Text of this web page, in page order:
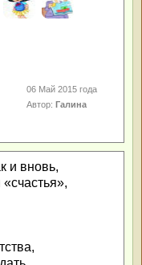
06 Май 2015 года
Автор:Галина
и вновь,